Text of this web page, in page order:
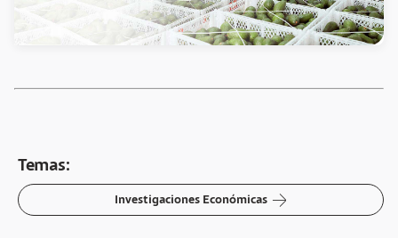
Temas:
Investigaciones Económicas arrow-right